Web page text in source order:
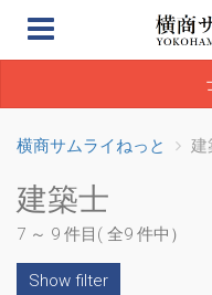
横商サムライねっと 建
建築士
7 ～ 9 件目( 全9 件中）
Show filter